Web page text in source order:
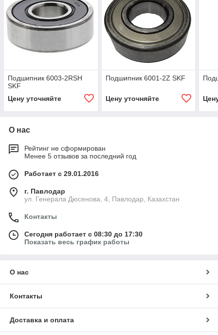
Подшипник 6003-2RSH
SKF
Цену уточняйте
Подшипник 6001-2Z SKF
Цену уточняйте
О нас
Рейтинг не сформирован
Менее 5 отзывов за последний год
Работает с 29.01.2016
г. Павлодар
ул. Генерала Дюсенова, 4, Павлодар, Казахстан
Контакты
Сегодня работает с 08:30 до 17:30
Показать весь график работы
О нас
Контакты
Доставка и оплата